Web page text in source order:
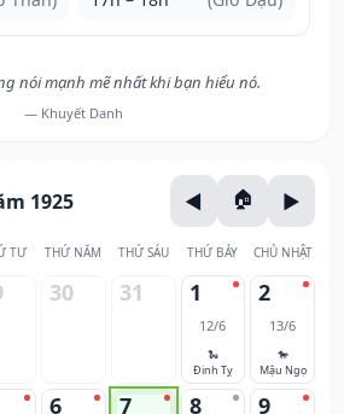
nói mạnh mẽ nhất khi bạn hiểu nó.
— Khuyết Danh
1925
TƯ THỨ NĂM THỨ SÁU THỨ BẢY CHỦ NHẬT
30 31 1
12/6
🐍
Đinh Tỵ
2
13/6
🐎
Mậu Ngọ
6 7 8 9